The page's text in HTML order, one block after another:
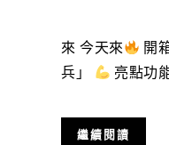
來 今天來 開
兵」
亮點功
繼續閱讀